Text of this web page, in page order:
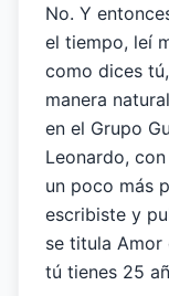
No. Y
el tiempo, leí
como dices
manera
en el Grupo
Leonardo,
un poco más
escribiste y
se titula Amor
tú tienes 25